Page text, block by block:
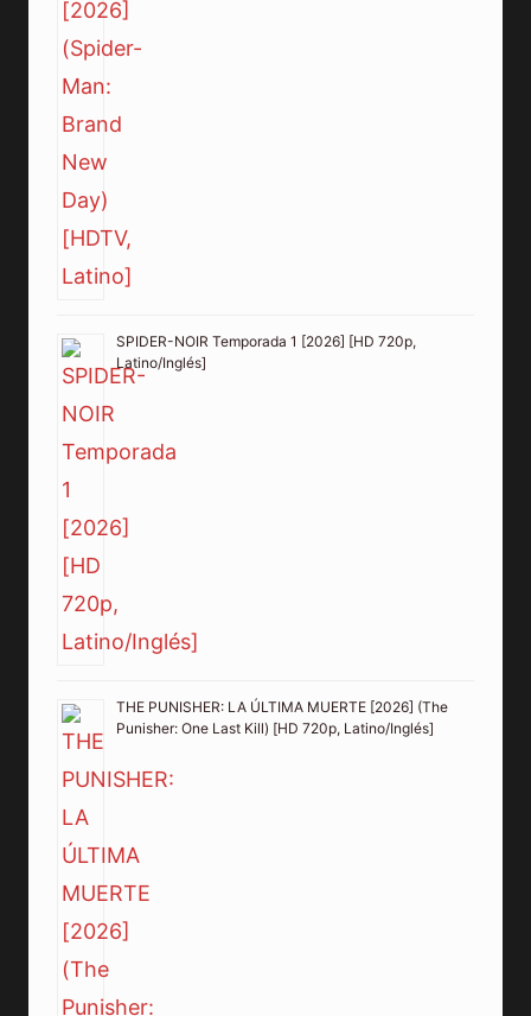
SPIDER-NOIR Temporada 1 [2026] [HD 720p,
Latino/Inglés]
THE PUNISHER: LA ÚLTIMA MUERTE [2026] (The
Punisher: One Last Kill) [HD 720p, Latino/Inglés]